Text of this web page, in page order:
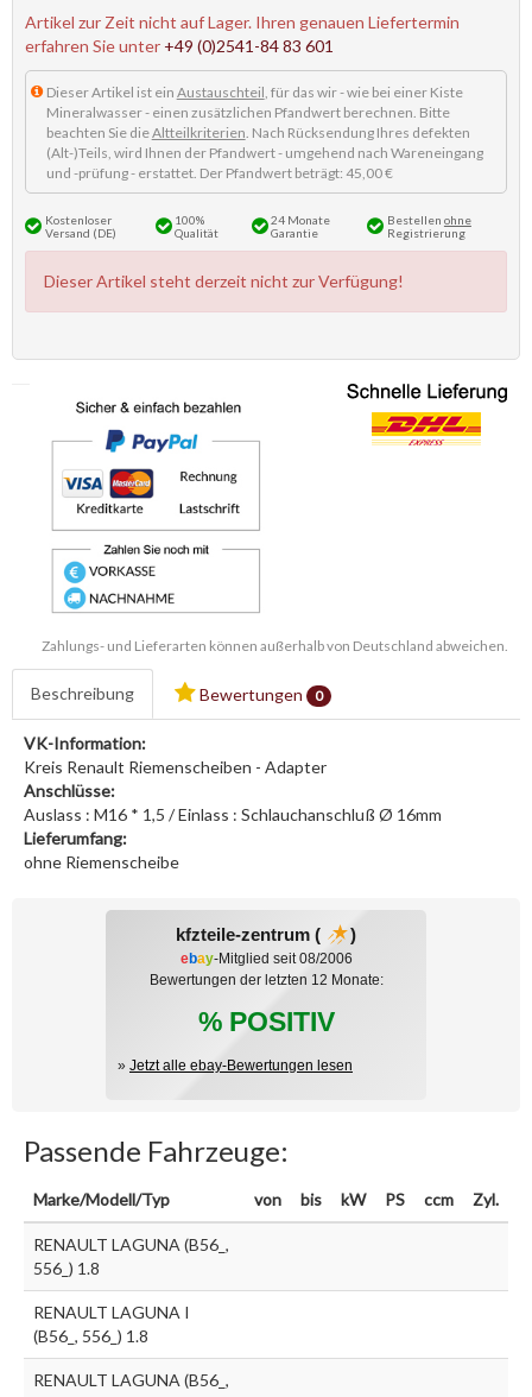
Artikel zur Zeit nicht auf Lager. Ihren genauen Liefertermin
erfahren Sie unter +49 (0)2541-84 83 601
Dieser Artikel ist ein Austauschteil , für das wir - wie bei einer Kiste
Mineralwasser - einen zusätzlichen Pfandwert berechnen. Bitte
beachten Sie dieAltteilkriterien . Nach Rücksendung Ihres defekten
(Alt-)Teils, wird Ihnen der Pfandwert - umgehend nach Wareneingang
und -prüfung - erstattet. Der Pfandwert beträgt: 45,00 €
Kostenloser
Versand (DE)
100%
Qualität
24 Monate
Garantie
Bestellen ohne
Registrierung
Dieser Artikel steht derzeit nicht zur Verfügung!
Zahlungs- und Lieferarten können außerhalb von Deutschland abweichen.
Beschreibung Bewertungen 0
VK-Information:
Kreis Renault Riemenscheiben - Adapter
Anschlüsse:
Auslass : M16 * 1,5 / Einlass : Schlauchanschluß Ø 16mm
Lieferumfang:
ohne Riemenscheibe
kfzteile-zentrum ( )
ebay-Mitglied seit 08/2006
Bewertungen der letzten 12 Monate:
% POSITIV
» Jetzt alle ebay-Bewertungen lesen
Passende Fahrzeuge:
Marke/Modell/Typ von bis kW PS ccm Zyl.
RENAULT LAGUNA (B56_,
556_) 1.8
RENAULT LAGUNA I
(B56_, 556_) 1.8
RENAULT LAGUNA (B56_,